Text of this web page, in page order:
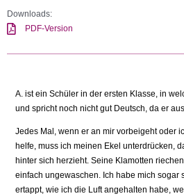
Downloads:
PDF-Version
A. ist ein Schüler in der ersten Klasse, in
und spricht noch nicht gut Deutsch, da er
Jedes Mal, wenn er an mir vorbeigeht oder
helfe, muss ich meinen Ekel unterdrücken,
hinter sich herzieht. Seine Klamotten
einfach ungewaschen. Ich habe mich sogar
ertappt, wie ich die Luft angehalten habe,